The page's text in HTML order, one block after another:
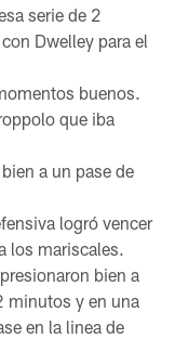
serie de 2
Dwelley para el
buenos.
que iba
a un pase de
logró vencer
los mariscales.
bien a
minutos y en una
en la linea de